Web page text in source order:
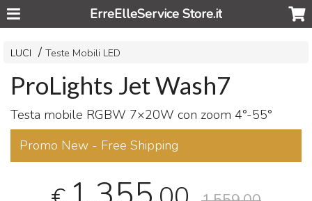
ErreElleService Store.it
LUCI Teste Mobili LED
ProLights Jet Wash7
Testa mobile RGBW 7×20W con zoom 4°-55°
Promo New - Free Shipping